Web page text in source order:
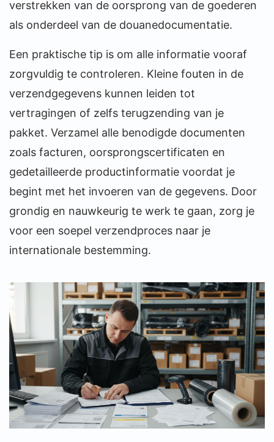
verstrekken van de oorsprong van de goederen
als onderdeel van de douanedocumentatie.
Een praktische tip is om alle informatie vooraf
zorgvuldig te controleren. Kleine fouten in de
verzendgegevens kunnen leiden tot
vertragingen of zelfs terugzending van je
pakket. Verzamel alle benodigde documenten
zoals facturen, oorsprongscertificaten en
gedetailleerde productinformatie voordat je
begint met het invoeren van de gegevens. Door
grondig en nauwkeurig te werk te gaan, zorg je
voor een soepel verzendproces naar je
internationale bestemming.